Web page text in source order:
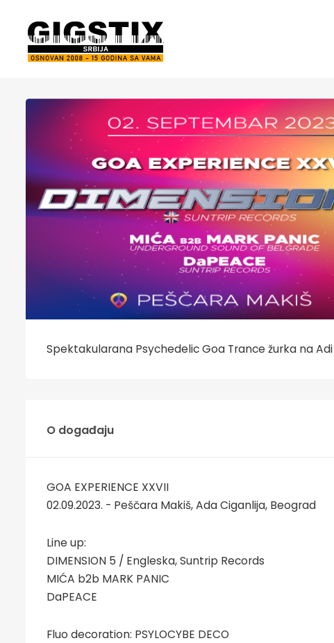
Spektakularana Psychedelic Goa Trance žurka na Adi
O događaju
GOA EXPERIENCE XXVII
02.09.2023. - Peščara Makiš, Ada Ciganlija, Beograd
Line up:
DIMENSION 5 / Engleska, Suntrip Records
MIĆA b2b MARK PANIC
DaPEACE
Fluo decoration: PSYLOCYBE DECO